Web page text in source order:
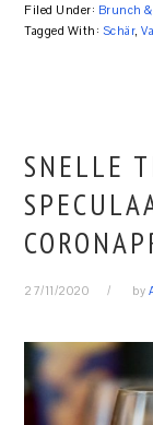
Filed Under: Brunch
Tagged With: Schär,
SNELLE
27/11/2020 by